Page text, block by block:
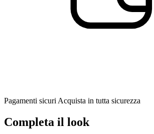
Pagamenti sicuriAcquista in tutta sicurezza
Completa il look